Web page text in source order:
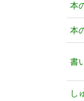
本
本
書
し